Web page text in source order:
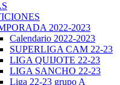
2022-2023
Calendario 2022-2023
SUPERLIGA CAM 22-23
LIGA QUIJOTE 22-23
LIGA SANCHO 22-23
Liga 22-23 grupo A